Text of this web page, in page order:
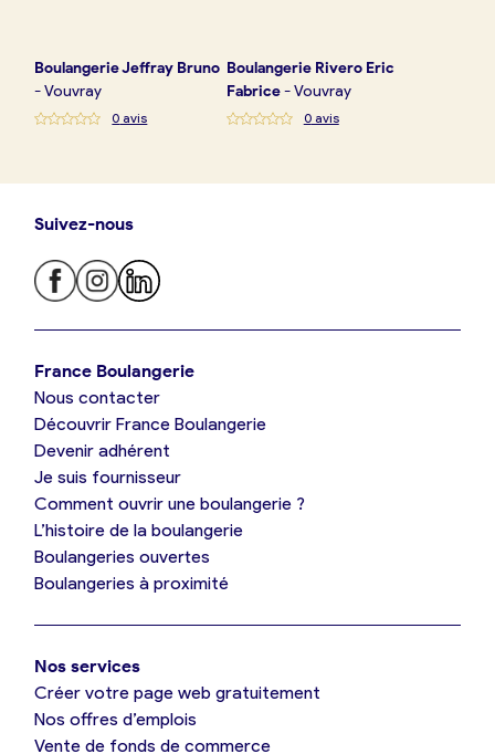
Je trouve ma boulangerie
Je suis boulanger
Je découvre France Boulangerie
Mes tarifs
Je référence ma boulangerie (gratuit)
Je crée mon compte Connexion
BoulangerieJeffray Bruno
-Vouvray
0 avis
Boulangerie Rivero Eric
Fabrice-Vouvray
0avis
Suivez-nous
France Boulangerie
Nous contacter
Découvrir France Boulangerie
Devenir adhérent
Je suis fournisseur
Comment ouvrir une boulangerie ?
L’histoire de la boulangerie
Boulangeries ouvertes
Boulangeries à proximité
Nos services
Créer votre page web gratuitement
Nos offres d’emplois
Vente de fonds de commerce